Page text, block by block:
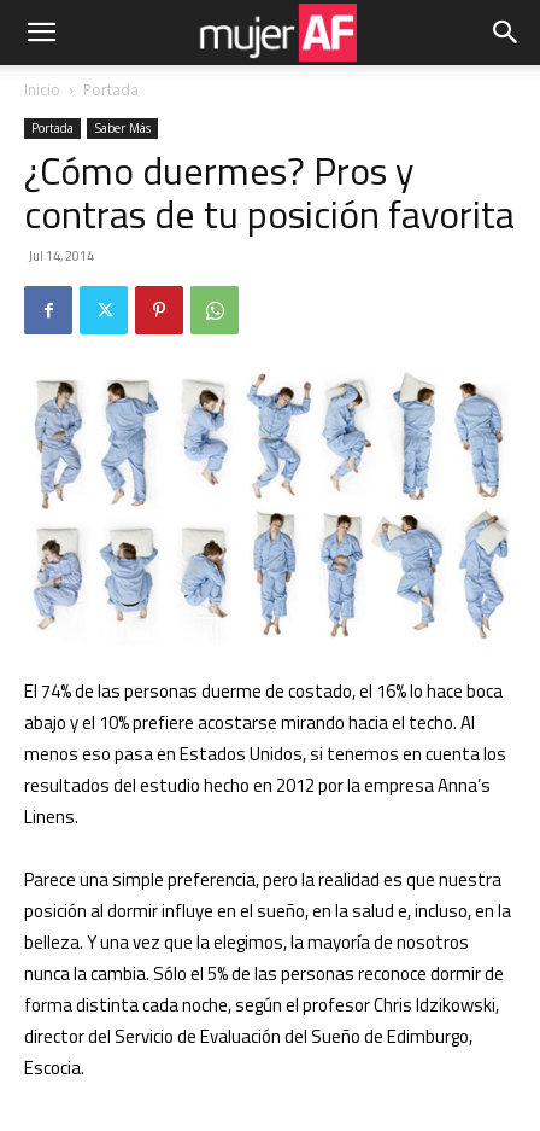
Inicio Portada
Portada Saber Más
¿Cómo duermes? Pros y
contras de tu posición favorita
Jul 14, 2014
El 74% de las personas duerme de costado, el 16% lo hace boca
abajo y el 10% prefiere acostarse mirando hacia el techo. Al
menos eso pasa en Estados Unidos, si tenemos en cuenta los
resultados del estudio hecho en 2012 por la empresa Anna’s
Linens.
Parece una simple preferencia, pero la realidad es que nuestra
posición al dormir influye en el sueño, en la salud e, incluso, en la
belleza. Y una vez que la elegimos, la mayoría de nosotros
nunca la cambia. Sólo el 5% de las personas reconoce dormir de
forma distinta cada noche, según el profesor Chris Idzikowski,
director del Servicio de Evaluación del Sueño de Edimburgo,
Escocia.